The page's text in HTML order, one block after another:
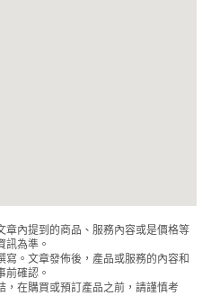
內提到的商品、服務內容或是價格等
訊為準。
。文章發佈後，產品或服務的內容和
前確認。
，在購買或預訂產品之前，請謹慎考